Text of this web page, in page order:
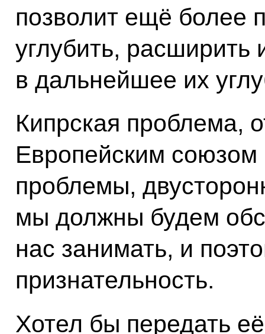
позволит ещё более
углубить, расширить
в дальнейшее их
Кипрская проблема,
Европейским союзом
проблемы,
мы должны будем
нас занимать, и
признательность.
Хотел бы передать